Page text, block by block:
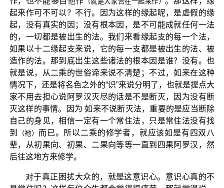
起来作可不可以？不行。因为这样的缘起呢，是虚假的缘
起，没有真实的因；没有根本因，是不可能成就任何一法
的，一切都是被出生的法。我们来看缘起支的每一个法，
如果以十二缘起支来说，它的每一支都是被出生的法、被
造作的法。那到底出生这些诸法的根本因是谁？没有。也
就是说，从二乘的世俗谛来说不清楚；不过，如来在这种
情况下，还是将名色之外的“识”来说分明了，也就是提点大
家不用去担心说阿罗汉灭尽的话是不是断灭，因为没有断
灭这样的事情。因为 如来不说断灭法，重要的是应当断除
自己的身见，相信一定有一个常住法，只是常住法没有找
到
（祂） 而已。所以二乘的修学者，就应该如是有四双八
辈，从初果向、初果、二果向等等一直到四果阿罗汉，然
后往这地方来修学。
对于真正困扰大众的，就是这意识心。意识心真的不